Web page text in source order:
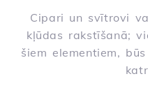
Cipari un svītrovi
kļūdas rakstīšanā;
šiem elementiem,